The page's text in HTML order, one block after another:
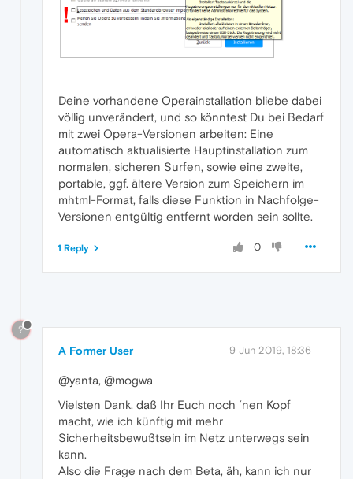
Deine vorhandene Operainstallation bliebe dabei
völlig unverändert, und so könntest Du bei Bedarf
mit zwei Opera-Versionen arbeiten: Eine
automatisch aktualisierte Hauptinstallation zum
normalen, sicheren Surfen, sowie eine zweite,
portable, ggf. ältere Version zum Speichern im
mhtml-Format, falls diese Funktion in Nachfolge-
Versionen entgültig entfernt worden sein sollte.
0
1 Reply
?
A Former User 9 Jun 2019, 18:36
@yanta, @mogwa
Vielsten Dank, daß Ihr Euch noch ´nen Kopf
macht, wie ich künftig mit mehr
Sicherheitsbewußtsein im Netz unterwegs sein
kann.
Also die Frage nach dem Beta, äh, kann ich nur